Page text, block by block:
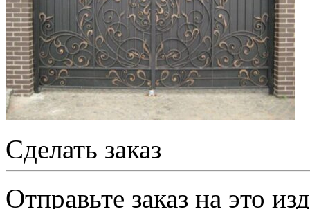
Сделать заказ
Отправьте заказ на это